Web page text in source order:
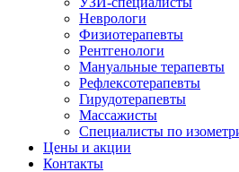
Неврологи
Физиотерапевты
Рентгенологи
Мануальные терапевты
Рефлексотерапевты
Гирудотерапевты
Массажисты
Специалисты по
Цены и акции
Контакты